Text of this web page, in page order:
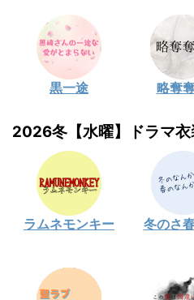
黒一途 略奪
2026冬【水曜】ドラマ衣
ラムネモンキー 冬のさ